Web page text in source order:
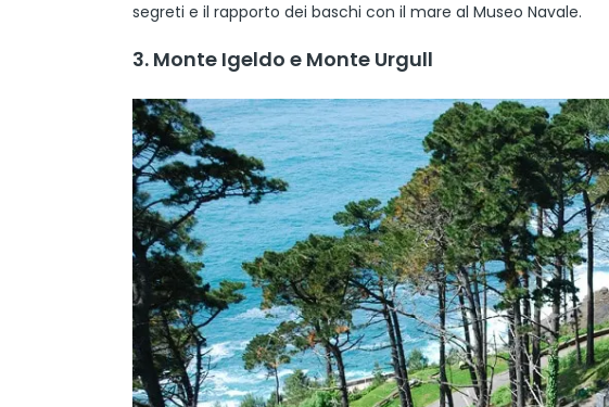
segreti e il rapporto dei baschi con il mare al Museo Navale.
3. Monte Igeldo e Monte Urgull